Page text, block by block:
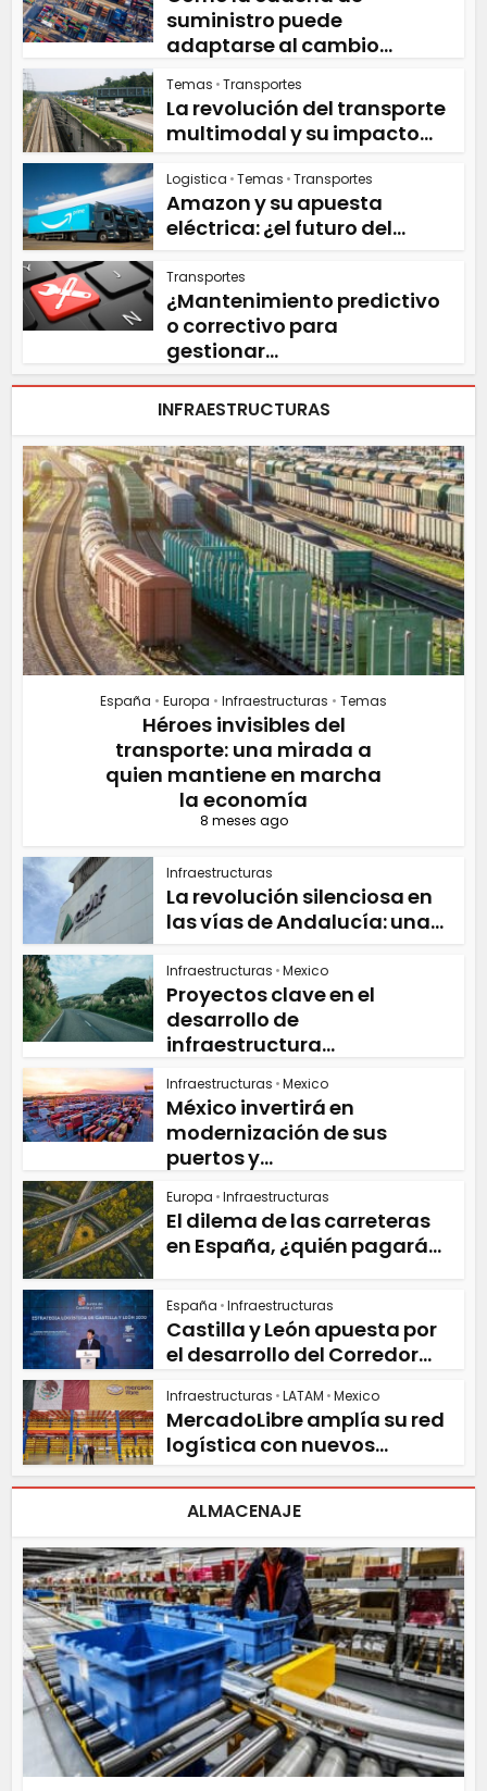
suministro puede
adaptarse al cambio...
Temas •Transportes
La revolución del transporte
multimodal y su impacto...
Logistica •Temas •Transportes
Amazon y su apuesta
eléctrica: ¿el futuro del...
Transportes
¿Mantenimiento predictivo
o correctivo para
gestionar...
INFRAESTRUCTURAS
España • Europa • Infraestructuras • Temas
Héroes invisibles del
transporte: una mirada a
quien mantiene en marcha
la economía
8 meses ago
Infraestructuras
La revolución silenciosa en
las vías de Andalucía: una...
Infraestructuras •Mexico
Proyectos clave en el
desarrollo de
infraestructura...
Infraestructuras •Mexico
México invertirá en
modernización de sus
puertos y...
Europa •Infraestructuras
El dilema de las carreteras
en España, ¿quién pagará...
España •Infraestructuras
Castilla y León apuesta por
el desarrollo del Corredor...
Infraestructuras •LATAM •Mexico
MercadoLibre amplía su red
logística con nuevos...
ALMACENAJE